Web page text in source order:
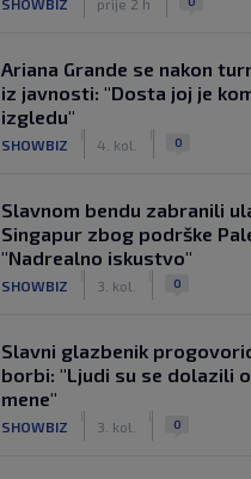
Ariana Grande se nakon
iz javnosti: "Dosta joj je
izgledu"
SHOWBIZ 4. kol. 0
Slavnom bendu zabranili
Singapur zbog podrške
"Nadrealno iskustvo"
SHOWBIZ 3. kol. 0
Slavni glazbenik
borbi: "Ljudi su se dolazili
mene"
SHOWBIZ 3. kol. 0